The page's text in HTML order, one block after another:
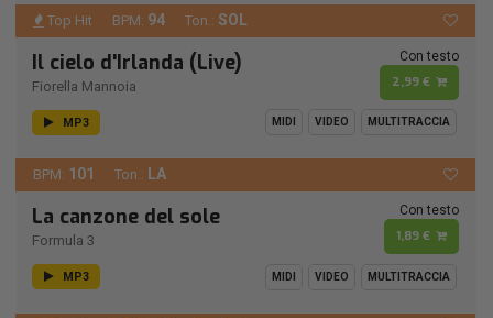
Top Hit BPM: 94 Ton.: SOL
Il cielo d'Irlanda (Live)
Fiorella Mannoia
Con testo
2,99 €
MP3 MIDI VIDEO MULTITRACCIA
BPM: 101 Ton.: LA
La canzone del sole
Formula 3
Con testo
1,89 €
MP3 MIDI VIDEO MULTITRACCIA